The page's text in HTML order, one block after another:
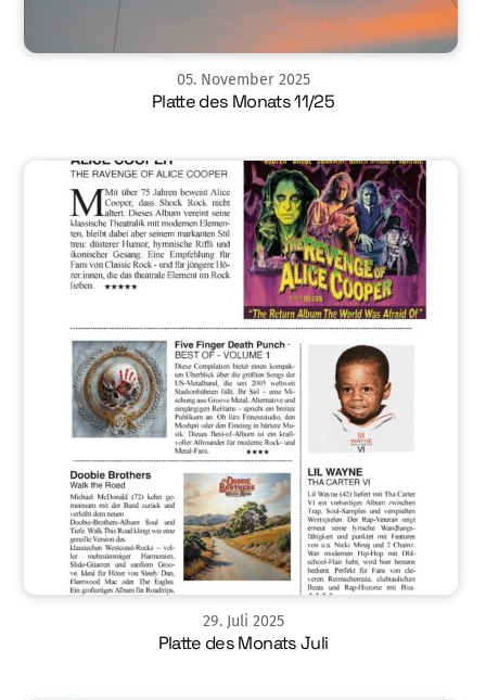
05. November 2025
Platte des Monats 11/25
29. Juli 2025
Platte des Monats Juli